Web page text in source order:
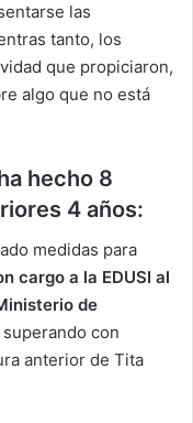
las
tanto, los
que propiciaron,
algo que no está
hecho 8
4 años:
medidas para
cargo a la EDUSI al
de
con
anterior de Tita